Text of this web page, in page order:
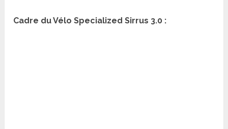
Cadre du Vélo Specialized Sirrus 3.0 :